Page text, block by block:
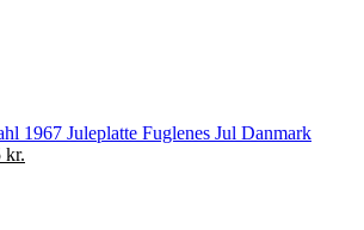
1967 Juleplatte Fuglenes Jul Danmark
kr.